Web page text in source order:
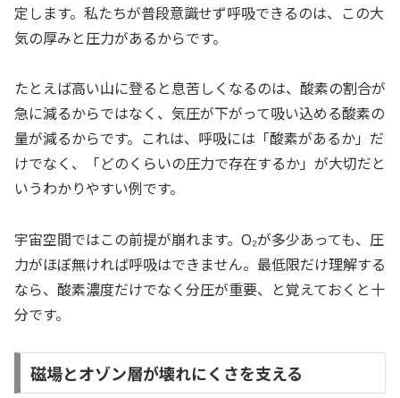
定します。私たちが普段意識せず呼吸できるのは、この大
気の厚みと圧力があるからです。
たとえば高い山に登ると息苦しくなるのは、酸素の割合が
急に減るからではなく、気圧が下がって吸い込める酸素の
量が減るからです。これは、呼吸には「酸素があるか」だ
けでなく、「どのくらいの圧力で存在するか」が大切だと
いうわかりやすい例です。
宇宙空間ではこの前提が崩れます。O₂が多少あっても、圧
力がほぼ無ければ呼吸はできません。最低限だけ理解する
なら、酸素濃度だけでなく分圧が重要、と覚えておくと十
分です。
磁場とオゾン層が壊れにくさを支える